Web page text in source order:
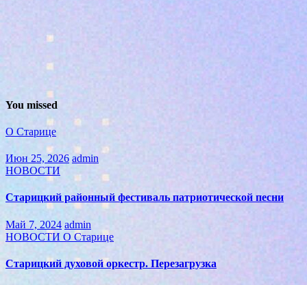
You missed
О Старице
Июн 25, 2026 admin
НОВОСТИ
Старицкий районный фестиваль патриотической песни
Май 7, 2024 admin
НОВОСТИ О Старице
Старицкий духовой оркестр. Перезагрузка